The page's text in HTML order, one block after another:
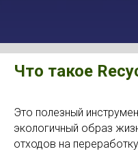
Что такое
Это полезный
экологичный образ
отходов на